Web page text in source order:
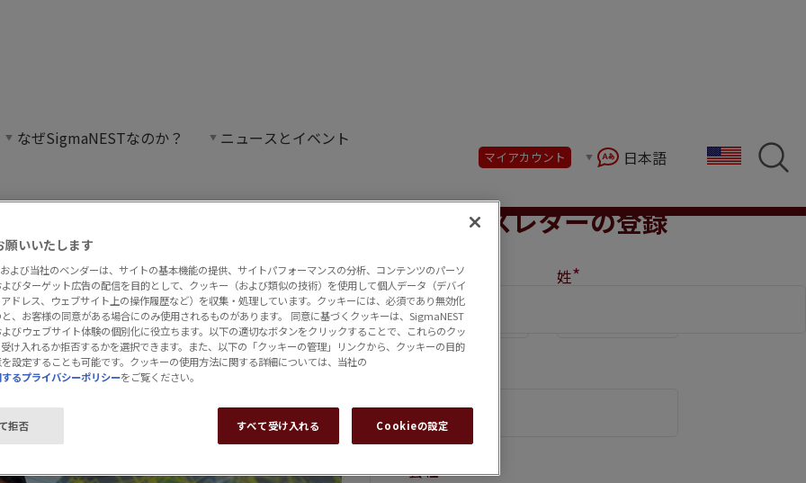
なぜSigmaNESTなのか？ ニュースとイベント
マイアカウント 日本語
ウェア活用の最新動向
ソフトウェア活用の最新動向」では、製造業が自動化、統合、AIを活用して、熟練労働者
）、統合、AIの課題にどのように適
執筆したサンドビックのホワイトペー
の最新動向」は、ソフトウェアソリ
に形成しているかを詳しく解説して
ニュースレターの登録
Comments
名*(*必須) 姓*
会社*
願いいたします
よび当社のベンダーは、サイトの基本機能の提供、サイトパフォーマンスの分析、コンテンツのパーソ
びターゲット広告の配信を目的として、クッキー（および類似の技術）を使用して個人データ（デバイ
ドレス、ウェブサイト上の操作履歴など）を収集・処理しています。クッキーには、必須であり無効化
、お客様の同意がある場合にのみ使用されるものがあります。 同意に基づくクッキーは、SigmaNEST
びウェブサイト体験の個別化に役立ちます。以下の適切なボタンをクリックすることで、これらのクッ
け入れるか拒否するかを選択できます。また、以下の「クッキーの管理」リンクから、クッキーの目的
設定することも可能です。クッキーの使用方法に関する詳細については、当社の
るプライバシーポリシーをご覧ください。
拒否 すべて受け入れる Cookieの設定